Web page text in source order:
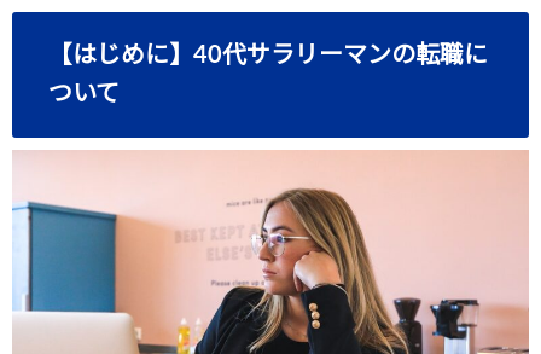
【はじめに】40代サラリーマンの転職に
ついて